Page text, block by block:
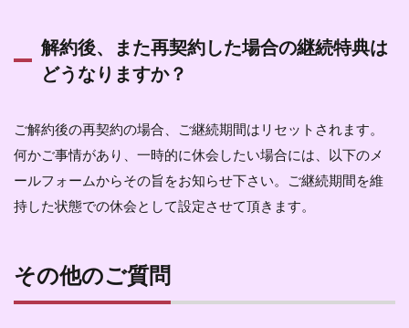
解約後、また再契約した場合の継続特典は
どうなりますか？
ご解約後の再契約の場合、ご継続期間はリセットされます。
何かご事情があり、一時的に休会したい場合には、以下のメ
ールフォームからその旨をお知らせ下さい。ご継続期間を維
持した状態での休会として設定させて頂きます。
その他のご質問